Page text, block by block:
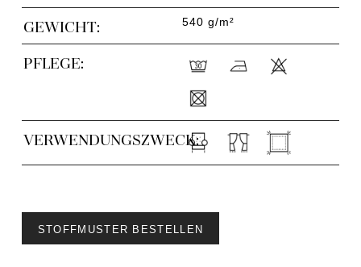
GEWICHT: 540 g/m²
PFLEGE:
VERWENDUNGSZWECK:
STOFFMUSTER BESTELLEN